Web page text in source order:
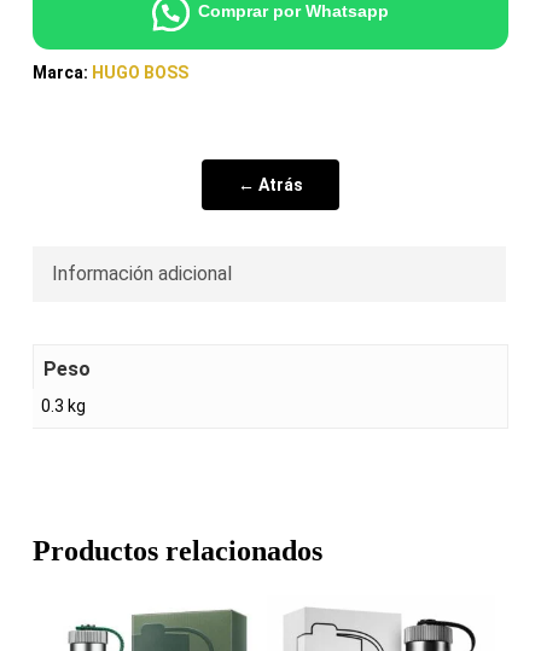
Comprar por Whatsapp
Marca: HUGO BOSS
← Atrás
Información adicional
Peso
0.3 kg
Productos relacionados